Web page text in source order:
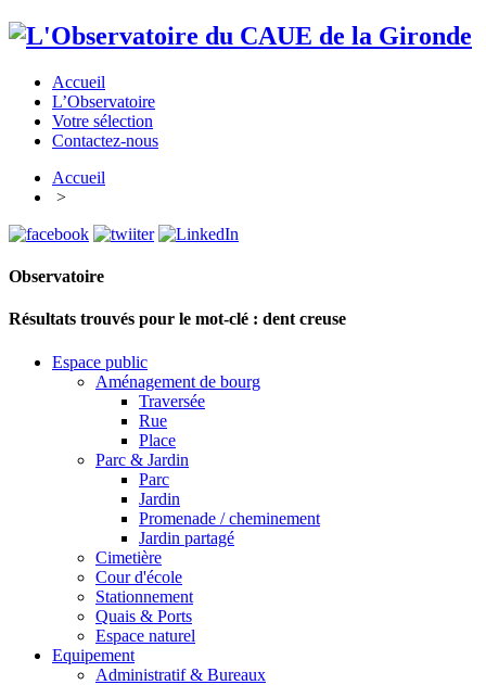
Accueil
L’Observatoire
Votre sélection
Contactez-nous
Accueil
>
Observatoire
Résultats trouvés pour le mot-clé : dent creuse
Espace public
Aménagement de bourg
Traversée
Rue
Place
Parc & Jardin
Parc
Jardin
Promenade / cheminement
Jardin partagé
Cimetière
Cour d'école
Stationnement
Quais & Ports
Espace naturel
Equipement
Administratif & Bureaux